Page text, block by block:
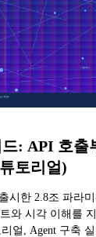
: API 호출
토리얼)
시한 2.8조 파라
와 시각 이해를
얼, Agent 구축